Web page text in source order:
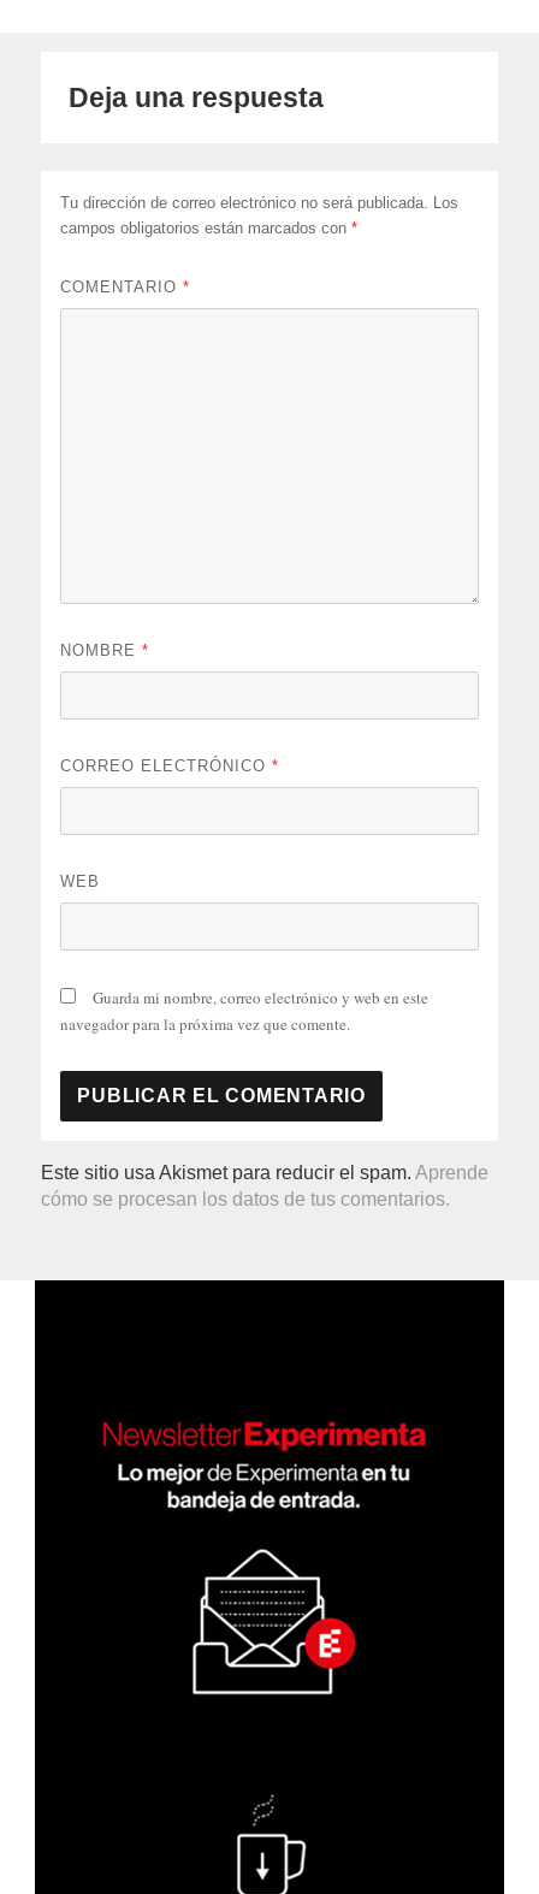
Deja una respuesta
Tu dirección de correo electrónico no será publicada. Los
campos obligatorios están marcados con*
COMENTARIO*
NOMBRE*
CORREO ELECTRÓNICO*
WEB
Guarda mi nombre, correo electrónico y web en este
navegador para la próxima vez que comente.
Este sitio usa Akismet para reducir el spam.Aprende
cómo se procesan los datos de tus comentarios.